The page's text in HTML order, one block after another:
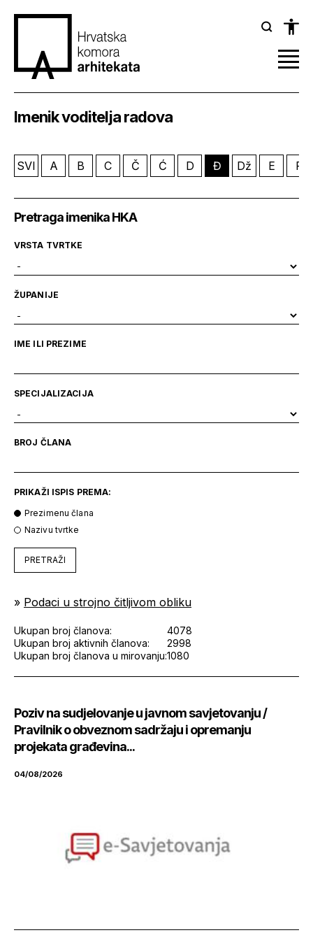
Imenik voditelja radova
SVI A B C Č Ć D Đ Dž E F
Pretraga imenika HKA
VRSTA TVRTKE
ŽUPANIJE
IME ILI PREZIME
SPECIJALIZACIJA
BROJ ČLANA
PRIKAŽI ISPIS PREMA:
Prezimenu člana
Nazivu tvrtke
PRETRAŽI
» Podaci u strojno čitljivom obliku
Ukupan broj članova:
4078
Ukupan broj aktivnih članova:
2998
Ukupan broj članova u mirovanju:1080
Poziv na sudjelovanje u javnom savjetovanju /
Pravilnik o obveznom sadržaju i opremanju
projekata građevina...
04/08/2026